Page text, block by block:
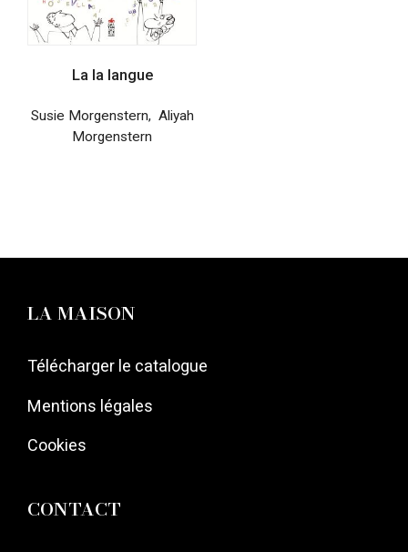
La la langue
Susie Morgenstern, Aliyah
Morgenstern
LA MAISON
Télécharger le catalogue
Mentions légales
Cookies
CONTACT